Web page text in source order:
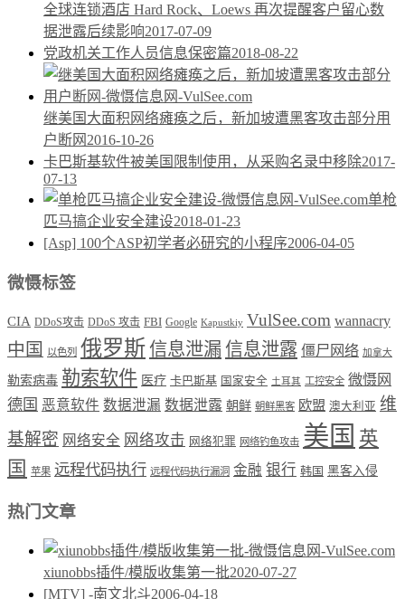
全球连锁酒店 Hard Rock、Loews 再次提醒客户留心数
据泄露后续影响2017-07-09
党政机关工作人员信息保密篇2018-08-22
继美国大面积网络瘫痪之后，新加坡遭黑客攻击部分用
户断网 2016-10-26
卡巴斯基软件被美国限制使用，从采购名录中移除2017-
07-13
单枪
匹马搞企业安全建设2018-01-23
[Asp] 100个ASP初学者必研究的小程序2006-04-05
微慑标签
CIA DDoS攻击 DDoS 攻击 FBI Google Kapustkiy VulSee.com wannacry
中国 以色列 俄罗斯信息泄漏信息泄露 僵尸网络 加拿大
勒索病毒 勒索软件 医疗 卡巴斯基 国家安全 土耳其 工控安全 微慑网
德国 恶意软件 数据泄漏 数据泄露 朝鲜 朝鲜黑客 欧盟 澳大利亚 维
基解密 网络安全 网络攻击 网络犯罪 网络钓鱼攻击 美国 英
国
苹果 远程代码执行 远程代码执行漏洞 金融 银行 韩国 黑客入侵
热门文章
xiunobbs插件/模版收集第一批2020-07-27
[MTV] -南文北斗2006-04-18